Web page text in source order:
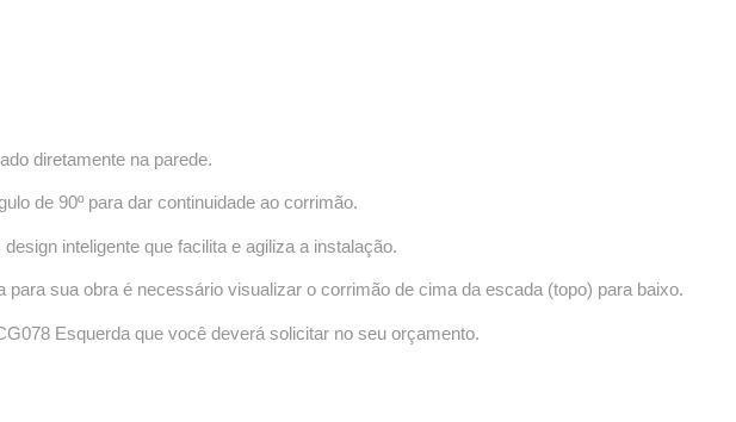
diretamente na parede.
de 90º para dar continuidade ao corrimão.
inteligente que facilita e agiliza a instalação.
sua obra é necessário visualizar o corrimão de cima da escada (topo) para baixo.
Esquerda que você deverá solicitar no seu orçamento.